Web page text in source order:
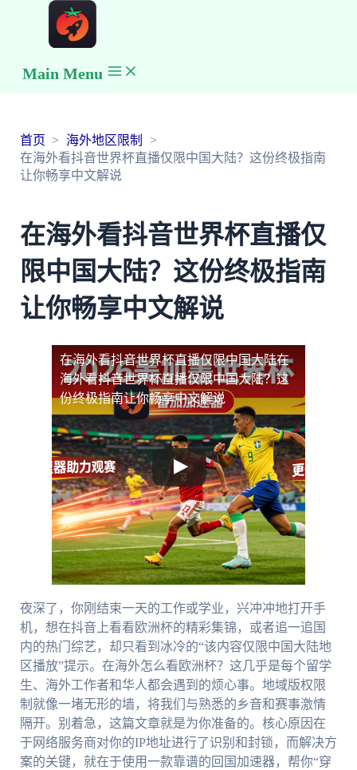
Main Menu
首页
海外地区限制
在海外看抖音世界杯直播仅限中国大陆？这份终极指南
让你畅享中文解说
在海外看抖音世界杯直播仅
限中国大陆？这份终极指南
让你畅享中文解说
在海外看抖音世界杯直播仅限中国大陆在
海外看抖音世界杯直播仅限中国大陆？这
份终极指南让你畅享中文解说
夜深了，你刚结束一天的工作或学业，兴冲冲地打开手
机，想在抖音上看看欧洲杯的精彩集锦，或者追一追国
内的热门综艺，却只看到冰冷的“该内容仅限中国大陆地
区播放”提示。在海外怎么看欧洲杯？这几乎是每个留学
生、海外工作者和华人都会遇到的烦心事。地域版权限
制就像一堵无形的墙，将我们与熟悉的乡音和赛事激情
隔开。别着急，这篇文章就是为你准备的。核心原因在
于网络服务商对你的IP地址进行了识别和封锁，而解决方
案的关键，就在于使用一款靠谱的回国加速器，帮你“穿